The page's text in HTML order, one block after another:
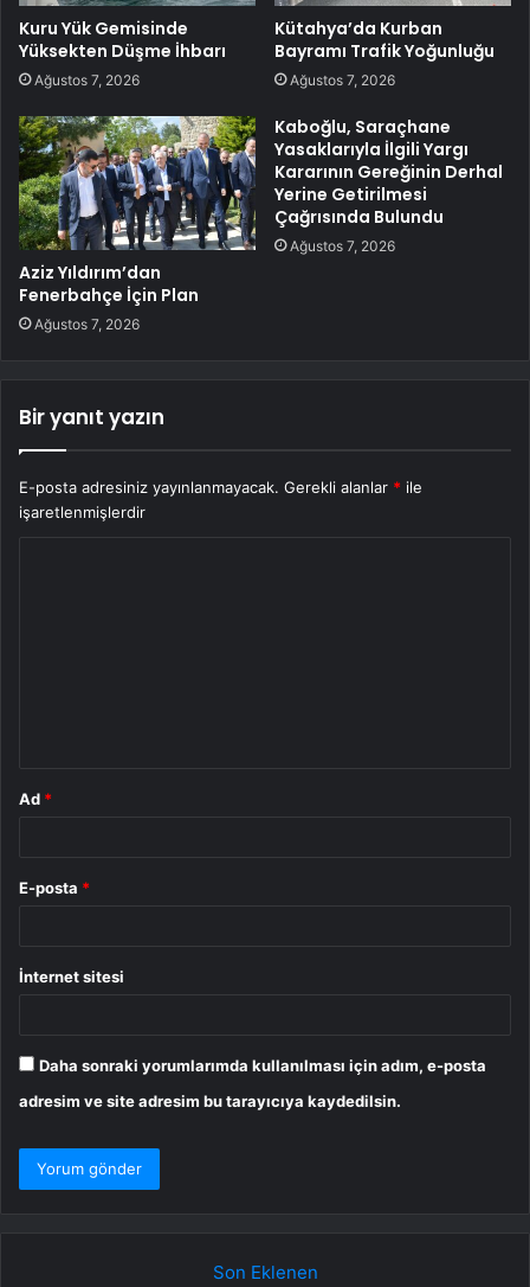
Kuru Yük Gemisinde
Yüksekten Düşme İhbarı
Ağustos 7, 2026
Kütahya’da Kurban
Bayramı Trafik Yoğunluğu
Ağustos 7, 2026
Aziz Yıldırım’dan
Fenerbahçe İçin Plan
Ağustos 7, 2026
Kaboğlu, Saraçhane
Yasaklarıyla İlgili Yargı
Kararının Gereğinin Derhal
Yerine Getirilmesi
Çağrısında Bulundu
Ağustos 7, 2026
Bir yanıt yazın
E-posta adresiniz yayınlanmayacak. Gerekli alanlar * ile
işaretlenmişlerdir
Ad *
E-posta *
İnternet sitesi
Daha sonraki yorumlarımda kullanılması için adım, e-posta
adresim ve site adresim bu tarayıcıya kaydedilsin.
Son Eklenen